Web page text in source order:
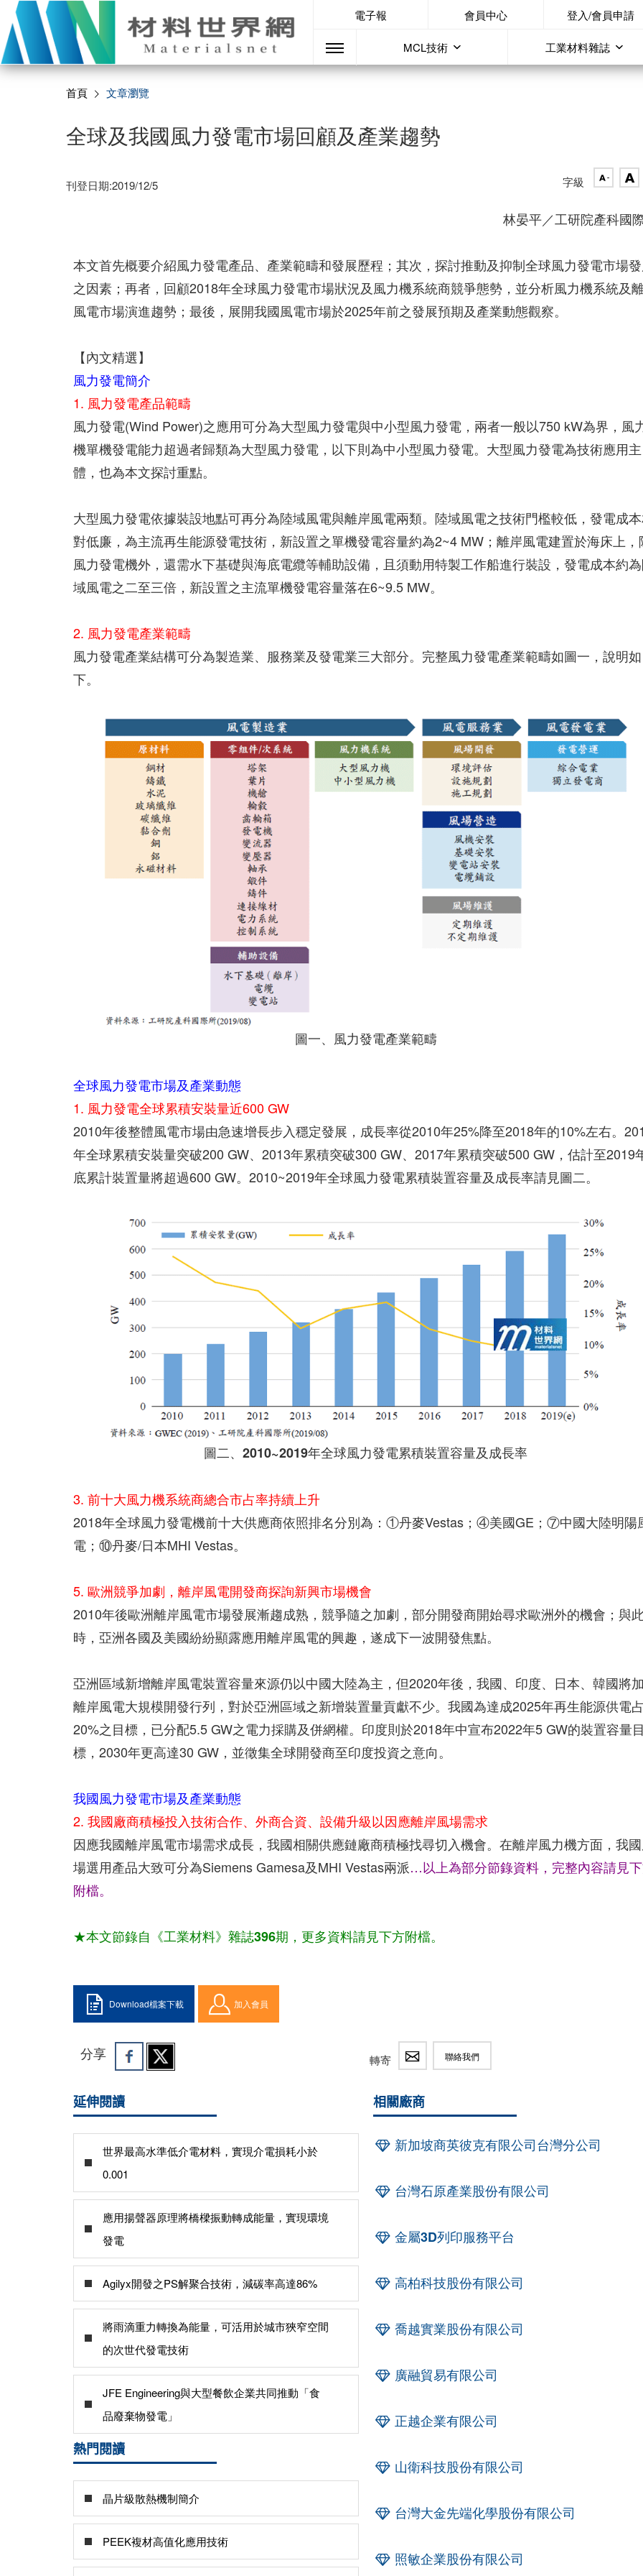
電子報 會員中心 登入/會員申請
MCL技術 工業材料雜誌
首頁 文章瀏覽
全球及我國風力發電市場回顧及產業趨勢
刊登日期:2019/12/5 字級
林晏平／工研院產科國
本文首先概要介紹風力發電產品、產業範疇和發展歷程；其次，探討推動及抑制全球風力發電市場
之因素；再者，回顧2018年全球風力發電市場狀況及風力機系統商競爭態勢，並分析風力機系統及
風電市場演進趨勢；最後，展開我國風電市場於2025年前之發展預期及產業動態觀察。
【內文精選】
風力發電簡介
1. 風力發電產品範疇
風力發電(Wind Power)之應用可分為大型風力發電與中小型風力發電，兩者一般以750 kW為界，風
機單機發電能力超過者歸類為大型風力發電，以下則為中小型風力發電。大型風力發電為技術應用主
體，也為本文探討重點。
大型風力發電依據裝設地點可再分為陸域風電與離岸風電兩類。陸域風電之技術門檻較低，發電成
對低廉，為主流再生能源發電技術，新設置之單機發電容量約為2~4 MW；離岸風電建置於海床上，
風力發電機外，還需水下基礎與海底電纜等輔助設備，且須動用特製工作船進行裝設，發電成本約
域風電之二至三倍，新設置之主流單機發電容量落在6~9.5 MW。
2. 風力發電產業範疇
風力發電產業結構可分為製造業、服務業及發電業三大部分。完整風力發電產業範疇如圖一，說明如
下。
圖一、風力發電產業範疇
全球風力發電市場及產業動態
1. 風力發電全球累積安裝量近600 GW
2010年後整體風電市場由急速增長步入穩定發展，成長率從2010年25%降至2018年的10%左右。
年全球累積安裝量突破200 GW、2013年累積突破300 GW、2017年累積突破500 GW，估計至2019
底累計裝置量將超過600 GW。2010~2019年全球風力發電累積裝置容量及成長率請見圖二。
圖二、2010~2019年全球風力發電累積裝置容量及成長率
3. 前十大風力機系統商總合市占率持續上升
2018年全球風力發電機前十大供應商依照排名分別為：①丹麥Vestas；④美國GE；⑦中國大陸明陽
電；⑩丹麥/日本MHI Vestas。
5. 歐洲競爭加劇，離岸風電開發商探詢新興市場機會
2010年後歐洲離岸風電市場發展漸趨成熟，競爭隨之加劇，部分開發商開始尋求歐洲外的機會；與
時，亞洲各國及美國紛紛顯露應用離岸風電的興趣，遂成下一波開發焦點。
亞洲區域新增離岸風電裝置容量來源仍以中國大陸為主，但2020年後，我國、印度、日本、韓國將
離岸風電大規模開發行列，對於亞洲區域之新增裝置量貢獻不少。我國為達成2025年再生能源供電
20%之目標，已分配5.5 GW之電力採購及併網權。印度則於2018年中宣布2022年5 GW的裝置容量
標，2030年更高達30 GW，並徵集全球開發商至印度投資之意向。
我國風力發電市場及產業動態
2. 我國廠商積極投入技術合作、外商合資、設備升級以因應離岸風場需求
因應我國離岸風電市場需求成長，我國相關供應鏈廠商積極找尋切入機會。在離岸風力機方面，我
場選用產品大致可分為Siemens Gamesa及MHI Vestas兩派…以上為部分節錄資料，完整內容請見
附檔。
★本文節錄自《工業材料》雜誌396期，更多資料請見下方附檔。
Download檔案下載 加入會員
分享 轉寄 聯絡我們
延伸閱讀
世界最高水準低介電材料，實現介電損耗小於
0.001
應用揚聲器原理將橋樑振動轉成能量，實現環境
發電
Agilyx開發之PS解聚合技術，減碳率高達86%
將雨滴重力轉換為能量，可活用於城市狹窄空間
的次世代發電技術
JFE Engineering與大型餐飲企業共同推動「食
品廢棄物發電」
熱門閱讀
晶片級散熱機制簡介
PEEK複材高值化應用技術
相關廠商
新加坡商英彼克有限公司台灣分公司
台灣石原產業股份有限公司
金屬3D列印服務平台
高柏科技股份有限公司
喬越實業股份有限公司
廣融貿易有限公司
正越企業有限公司
山衛科技股份有限公司
台灣大金先端化學股份有限公司
照敏企業股份有限公司